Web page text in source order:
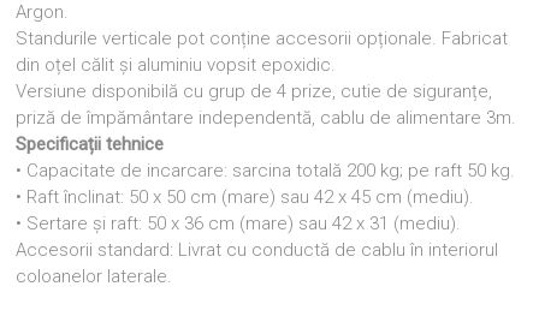
Argon.
Standurile verticale pot conține accesorii opționale. Fabricat
din oțel călit și aluminiu vopsit epoxidic.
Versiune disponibilă cu grup de 4 prize, cutie de siguranțe,
priză de împământare independentă, cablu de alimentare 3m.
Specificații tehnice
• Capacitate de incarcare: sarcina totală 200 kg; pe raft 50 kg.
• Raft înclinat: 50 x 50 cm (mare) sau 42 x 45 cm (mediu).
• Sertare și raft: 50 x 36 cm (mare) sau 42 x 31 (mediu).
Accesorii standard: Livrat cu conductă de cablu în interiorul
coloanelor laterale.